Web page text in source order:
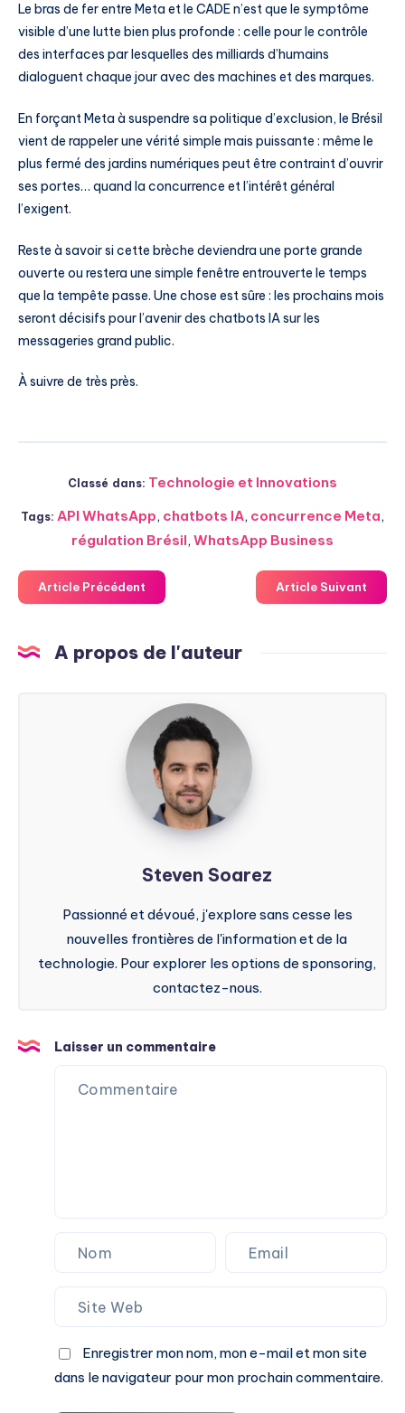
Le bras de fer entre Meta et le CADE n’est que le symptôme
visible d’une lutte bien plus profonde : celle pour le contrôle
des interfaces par lesquelles des milliards d’humains
dialoguent chaque jour avec des machines et des marques.
En forçant Meta à suspendre sa politique d’exclusion, le Brésil
vient de rappeler une vérité simple mais puissante : même le
plus fermé des jardins numériques peut être contraint d’ouvrir
ses portes… quand la concurrence et l’intérêt général
l’exigent.
Reste à savoir si cette brèche deviendra une porte grande
ouverte ou restera une simple fenêtre entrouverte le temps
que la tempête passe. Une chose est sûre : les prochains mois
seront décisifs pour l’avenir des chatbots IA sur les
messageries grand public.
À suivre de très près.
Classé dans: Technologie et Innovations
Tags: API WhatsApp, chatbots IA, concurrence Meta,
régulation Brésil, WhatsApp Business
Article Précédent Article Suivant
A propos de l'auteur
Steven
Soarez
Steven Soarez
Passionné et dévoué, j'explore sans cesse les
nouvelles frontières de l'information et de la
technologie. Pour explorer les options de sponsoring,
contactez-nous.
Laisser un commentaire
Enregistrer mon nom, mon e-mail et mon site
dans le navigateur pour mon prochain commentaire.